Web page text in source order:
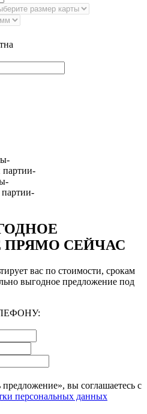
-
партии-
-
-
СЕЙЧАС
вас по стоимости, срокам
выгодное предложение под
вы соглашаетесь с
персональных данных